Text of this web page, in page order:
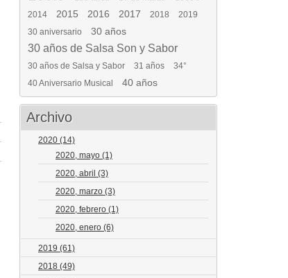
2014
2015 2016 2017 2018
2019
30 aniversario
30 años
30 años de Salsa Son y Sabor
30 años de Salsa y Sabor 31 años
34°
40 Aniversario Musical
40 años
Archivo
2020 (14)
2020, mayo (1)
2020, abril (3)
2020, marzo (3)
2020, febrero (1)
2020, enero (6)
2019 (61)
2018 (49)